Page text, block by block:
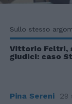
Sullo stesso
Vittorio Feltri,
giudici: caso
Pina Sereni 29